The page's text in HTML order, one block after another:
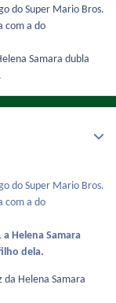
do Super Mario Bros.
com a do
Samara dubla
do Super Mario Bros.
com a do
Helena Samara
dela.
da Helena Samara